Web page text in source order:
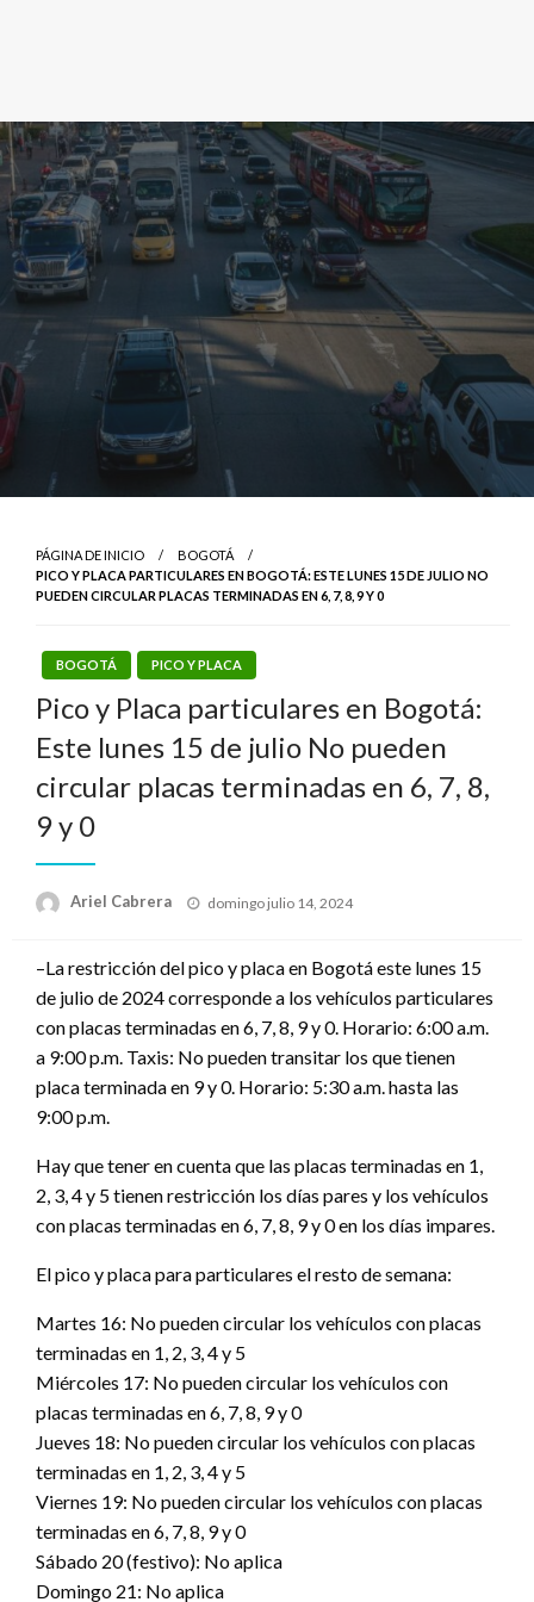
PÁGINA DE INICIO
BOGOTÁ
PICO Y PLACA PARTICULARES EN BOGOTÁ: ESTE LUNES 15 DE JULIO NO
PUEDEN CIRCULAR PLACAS TERMINADAS EN 6, 7, 8, 9 Y 0
BOGOTÁ PICO Y PLACA
Pico y Placa particulares en Bogotá:
Este lunes 15 de julio No pueden
circular placas terminadas en 6, 7, 8,
9 y 0
Ariel Cabrera
Publicado
domingo julio 14, 2024
–La restricción del pico y placa en Bogotá este lunes 15
de julio de 2024 corresponde a los vehículos particulares
con placas terminadas en 6, 7, 8, 9 y 0. Horario: 6:00 a.m.
a 9:00 p.m. Taxis: No pueden transitar los que tienen
placa terminada en 9 y 0. Horario: 5:30 a.m. hasta las
9:00 p.m.
Hay que tener en cuenta que las placas terminadas en 1,
2, 3, 4 y 5 tienen restricción los días pares y los vehículos
con placas terminadas en 6, 7, 8, 9 y 0 en los días impares.
El pico y placa para particulares el resto de semana:
Martes 16: No pueden circular los vehículos con placas
terminadas en 1, 2, 3, 4 y 5
Miércoles 17: No pueden circular los vehículos con
placas terminadas en 6, 7, 8, 9 y 0
Jueves 18: No pueden circular los vehículos con placas
terminadas en 1, 2, 3, 4 y 5
Viernes 19: No pueden circular los vehículos con placas
terminadas en 6, 7, 8, 9 y 0
Sábado 20 (festivo): No aplica
Domingo 21: No aplica